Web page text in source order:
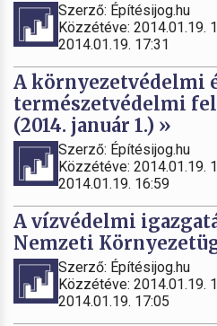
Szerző: Építésijog.hu
Közzétéve: 2014.01.19.
2014.01.19. 17:31
A környezetvédelmi
természetvédelmi
(2014. január 1.) »
Szerző: Építésijog.hu
Közzétéve: 2014.01.19.
2014.01.19. 16:59
A vízvédelmi
Nemzeti
Szerző: Építésijog.hu
Közzétéve: 2014.01.19.
2014.01.19. 17:05